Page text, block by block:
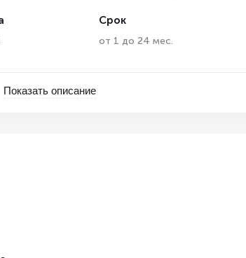
Срок
от 1 до 24 мес.
Показать описание